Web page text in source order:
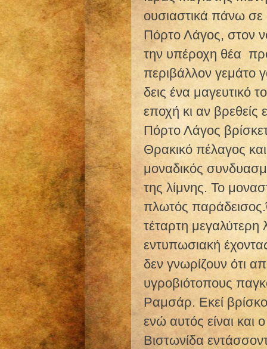
ουσιαστικά πάνω
Πόρτο Λάγος, στον
την υπέροχη θέα
περιβάλλον γεμάτο
δεις ένα μαγευτικό
εποχή κι αν βρεθείς
Πόρτο Λάγος
Θρακικό πέλαγος
μοναδικός
της λίμνης. Το
πλωτός
τέταρτη μεγαλύτερη
εντυπωσιακή
δεν γνωρίζουν ότι
υγροβιότοπους
Ραμσάρ. Εκεί
ενώ αυτός είναι και
Βιστωνίδα